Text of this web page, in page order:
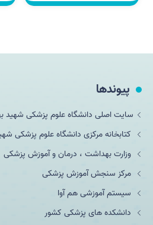
پیوندها
سایت اصلی دانشگاه علوم پزشکی شهید
کتابخانه مرکزی دانشگاه علوم پزشکی
وزارت بهداشت ، درمان و آموزش پزشکی
مرکز سنجش آموزش پزشکی
سیستم آموزشی هم آوا
دانشکده های پزشکی کشور